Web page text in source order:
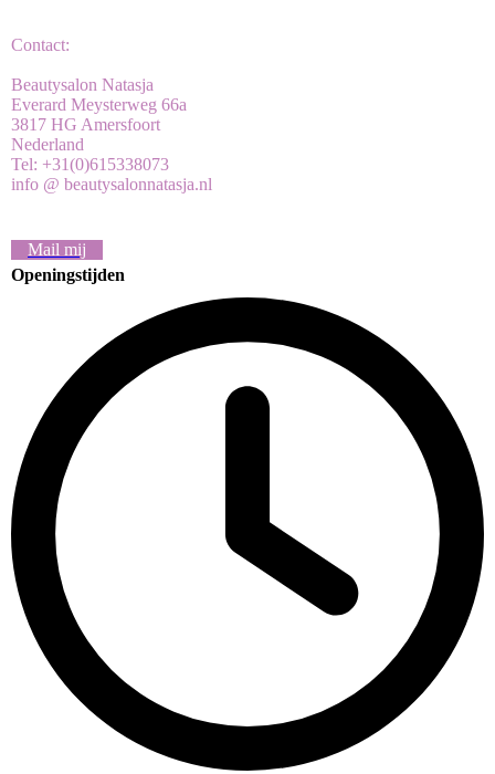
Contact:
Beautysalon Natasja
Everard Meysterweg 66a
3817 HG Amersfoort
Nederland
Tel: +31(0)615338073
info @ beautysalonnatasja.nl
Mail mij
Openingstijden